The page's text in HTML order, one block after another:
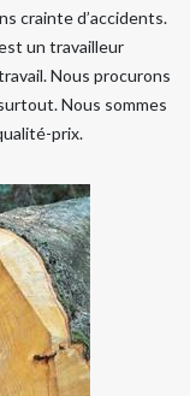
crainte d’accidents.
un travailleur
Nous procurons
Nous sommes
prix.